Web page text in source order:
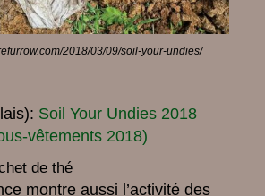
2018/03/09/soil-your-undies/
Soil Your Undies 2018
vêtements 2018)
de thé
montre aussi l’activité des